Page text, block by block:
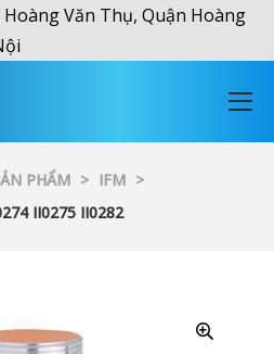
Văn Thụ, Quận Hoàng
PHẨM > IFM >
II0275 II0282